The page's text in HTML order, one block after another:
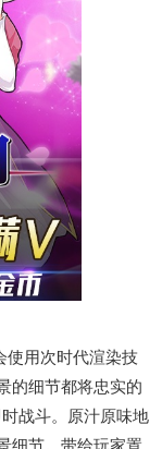
用次时代渲染技
的细节都将忠实的
战斗。原汁原味地